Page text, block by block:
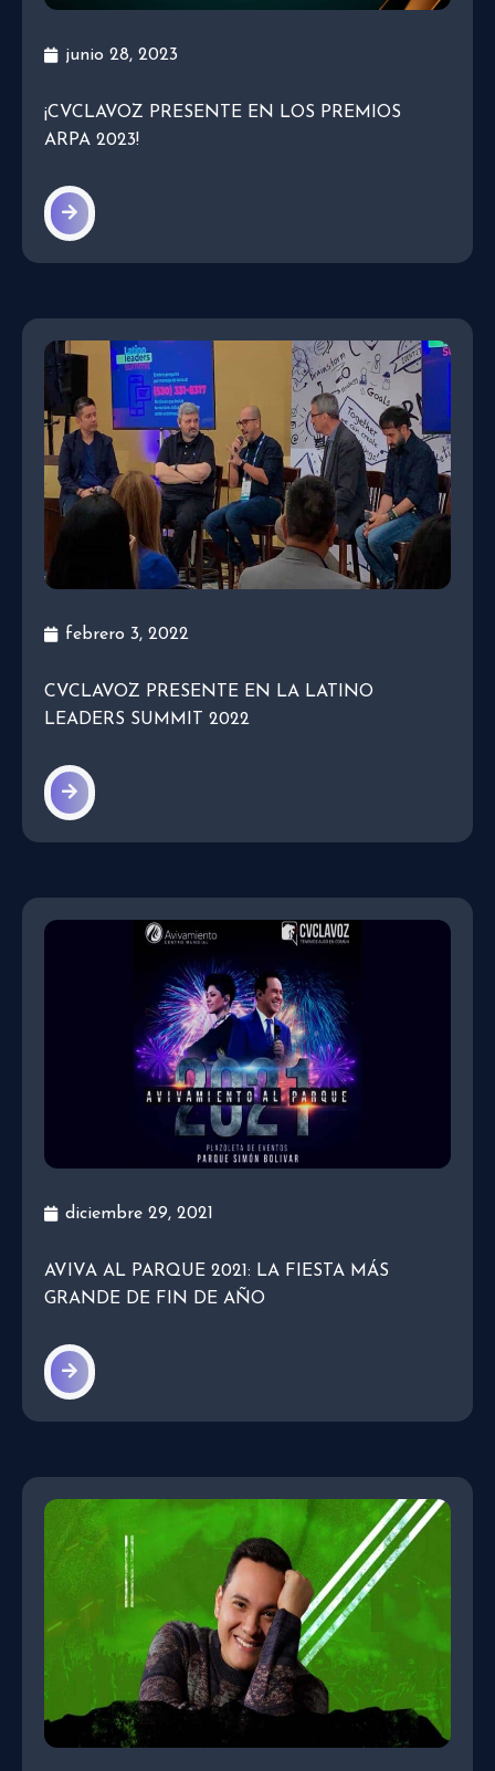
junio 28, 2023
¡CVCLAVOZ PRESENTE EN LOS PREMIOS
ARPA 2023!
febrero 3, 2022
CVCLAVOZ PRESENTE EN LA LATINO
LEADERS SUMMIT 2022
diciembre 29, 2021
AVIVA AL PARQUE 2021: LA FIESTA MÁS
GRANDE DE FIN DE AÑO